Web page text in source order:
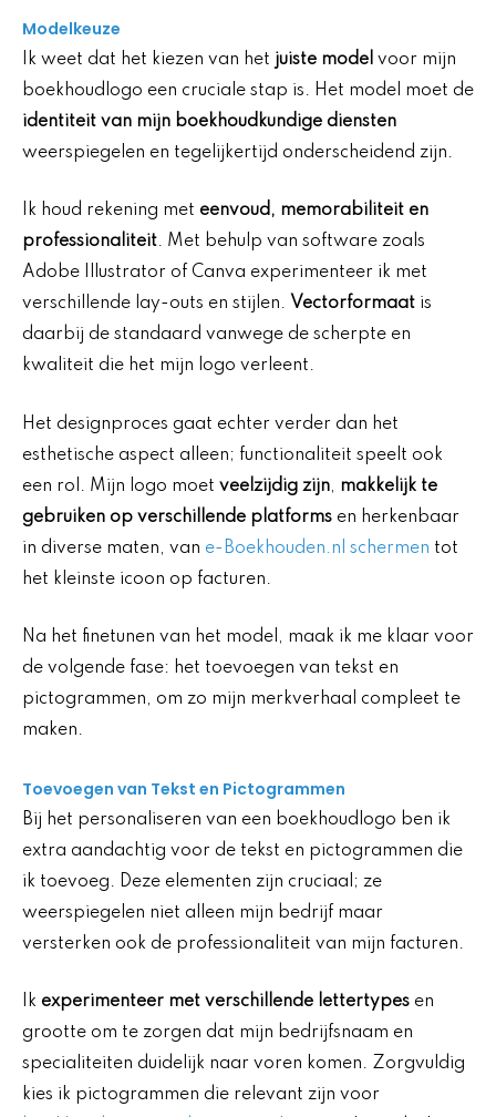
Modelkeuze
Ik weet dat het kiezen van het juiste model voor mijn
boekhoudlogo een cruciale stap is. Het model moet de
identiteit van mijn boekhoudkundige diensten
weerspiegelen en tegelijkertijd onderscheidend zijn.
Ik houd rekening met eenvoud, memorabiliteit en
professionaliteit. Met behulp van software zoals
Adobe Illustrator of Canva experimenteer ik met
verschillende lay-outs en stijlen. Vectorformaat is
daarbij de standaard vanwege de scherpte en
kwaliteit die het mijn logo verleent.
Het designproces gaat echter verder dan het
esthetische aspect alleen; functionaliteit speelt ook
een rol. Mijn logo moet veelzijdig zijn, makkelijk te
gebruiken op verschillende platforms en herkenbaar
in diverse maten, van e-Boekhouden.nl schermen tot
het kleinste icoon op facturen.
Na het finetunen van het model, maak ik me klaar voor
de volgende fase: het toevoegen van tekst en
pictogrammen, om zo mijn merkverhaal compleet te
maken.
Toevoegen van Tekst en Pictogrammen
Bij het personaliseren van een boekhoudlogo ben ik
extra aandachtig voor de tekst en pictogrammen die
ik toevoeg. Deze elementen zijn cruciaal; ze
weerspiegelen niet alleen mijn bedrijf maar
versterken ook de professionaliteit van mijn facturen.
Ik experimenteer met verschillende lettertypes en
grootte om te zorgen dat mijn bedrijfsnaam en
specialiteiten duidelijk naar voren komen. Zorgvuldig
kies ik pictogrammen die relevant zijn voor